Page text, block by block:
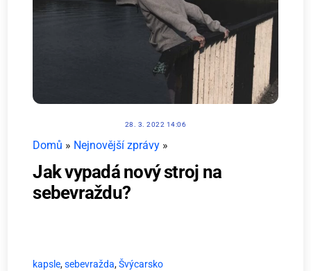
28. 3. 2022 14:06
Domů » Nejnovější zprávy »
Jak vypadá nový stroj na
sebevraždu?
kapsle,sebevražda,Švýcarsko